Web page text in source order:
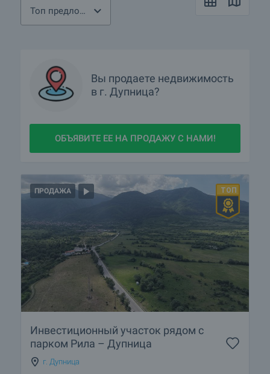
Топ предложения
Вы продаете недвижимость
в г. Дупница?
ОБЪЯВИТЕ ЕЕ НА ПРОДАЖУ С НАМИ!
ПРОДАЖА
Инвестиционный участок рядом с
парком Рила – Дупница
г. Дупница